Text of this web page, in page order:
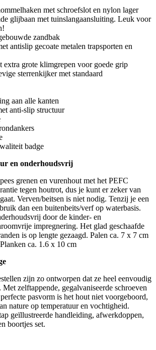
met schroefslot en nylon lager
glijbaan met tuinslangaansluiting. Leuk voor
zandbak
antislip gecoate metalen trapsporten en
extra grote klimgrepen voor goede grip
sterrenkijker met standaard
aan alle kanten
anti-slip structuur
badge
en onderhoudsvrij
grenen en vurenhout met het PEFC
tegen houtrot, dus je kunt er zeker van
Verven/beitsen is niet nodig. Tenzij je een
dan een buitenbeits/verf op waterbasis.
door de kinder- en
impregnering. Het glad geschaafde
is op lengte gezaagd. Palen ca. 7 x 7 cm
ca. 1.6 x 10 cm
zijn zo ontworpen dat ze heel eenvoudig
zelftappende, gegalvaniseerde schroeven
pasvorm is het hout niet voorgeboord,
nature op temperatuur en vochtigheid.
geïllustreerde handleiding, afwerkdoppen,
boortjes set.